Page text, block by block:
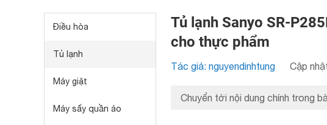
Điều hòa
Tủ lạnh
Máy giặt
Máy sấy quần áo
Tủ lạnh Sanyo SR-
cho thực phẩm
Tác giả: nguyendinhtung Cập
Chuyển tới nội dung chính trong